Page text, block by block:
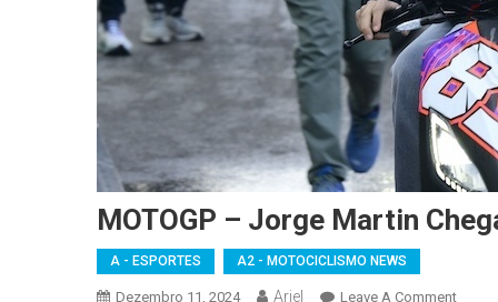
MOTOGP – Jorge Martin
A - ESPORTES A2 - MOTOCICLISMO NEWS
Dezembro 11, 2024 Ariel Leave A CommentOn